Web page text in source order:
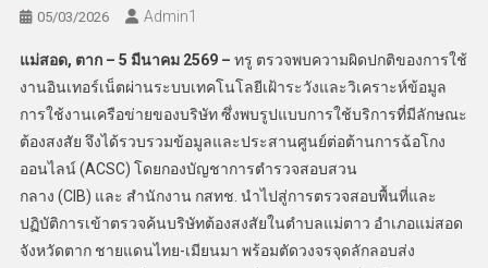
05/03/2026 Admin​1
แม่สอด, ตาก – 5 มีนาคม 2569 – ทรู ตรวจพบความผิดปกติของการใช้
งานอินเทอร์เน็ตผ่านระบบเทคโนโลยีเฝ้าระวังและวิเคราะห์ข้อมูล
การใช้งานเครือข่ายของบริษัท ซึ่งพบรูปแบบการใช้บริการที่มีลักษณะ
ต้องสงสัย จึงได้รวบรวมข้อมูลและประสานศูนย์ต่อต้านการฉ้อโกง
ออนไลน์ (ACSC) โดยกองบัญชาการตำรวจสอบสวน
กลาง (CIB) และ สำนักงาน กสทช. นำไปสู่การตรวจสอบพื้นที่และ
ปฏิบัติการเข้าตรวจค้นบริษัทต้องสงสัยในตำบลแม่ตาว อำเภอแม่สอด
จังหวัดตาก ชายแดนไทย-เมียนมา พร้อมตัดวงจรจุดลักลอบส่ง